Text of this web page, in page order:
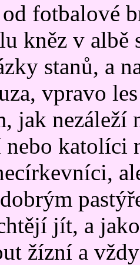
fotbalové
kněz v albě
stanů, a
vpravo
jak nezáleží
katolíci
jít, a
žízní a